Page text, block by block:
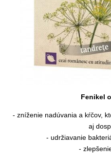
Fenikel
- zníženie nadúvania a kŕčov,
aj
- udržiavanie
-